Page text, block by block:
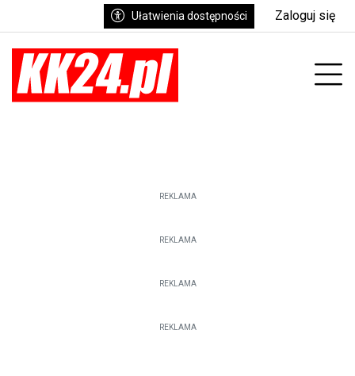
Ułatwienia dostępności Zaloguj się
REKLAMA
REKLAMA
REKLAMA
REKLAMA